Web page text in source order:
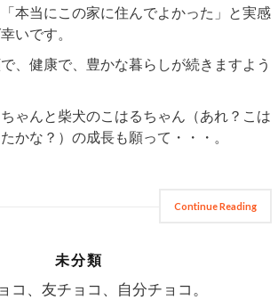
本当にこの家に住んでよかった」と実感
いです。
、健康で、豊かな暮らしが続きますよう
ゃんと柴犬のこはるちゃん（あれ？こは
かな？）の成長も願って・・・。
Continue Reading
未分類
コ、友チョコ、自分チョコ。